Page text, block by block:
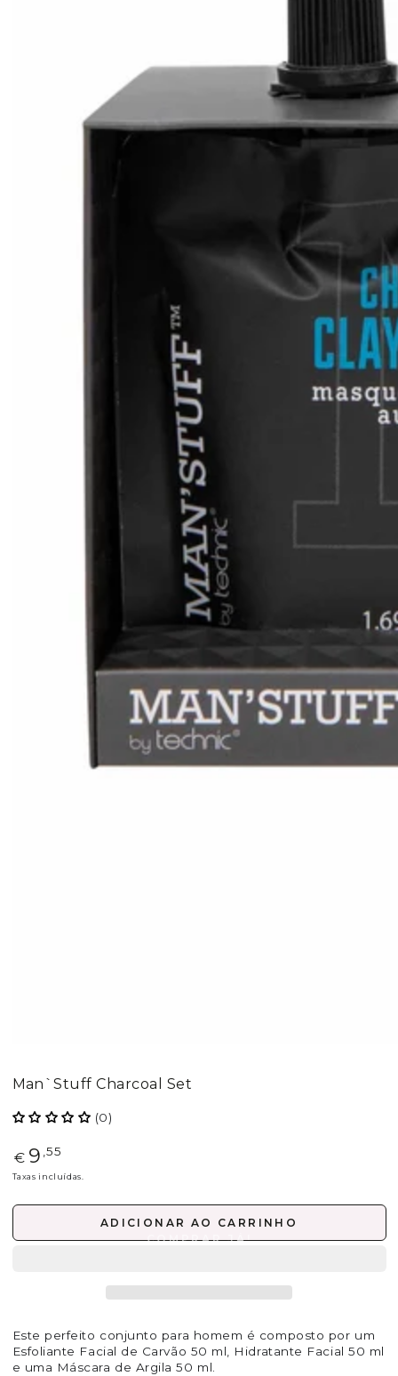
Man`Stuff Charcoal Set
(0)
Preço
regular
€ 9 ,55
Taxas incluídas.
ADICIONAR AO CARRINHO
Este perfeito conjunto para homem é composto por um
Esfoliante Facial de Carvão 50 ml, Hidratante Facial 50 ml
e uma Máscara de Argila 50 ml.